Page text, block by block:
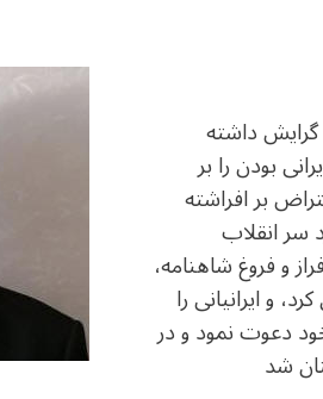
داشته
بودن را بر
بر افراشته
سر انقلاب
و فروغ شاهنامه،
و ایرانیانی را
دعوت نمود و در
شد